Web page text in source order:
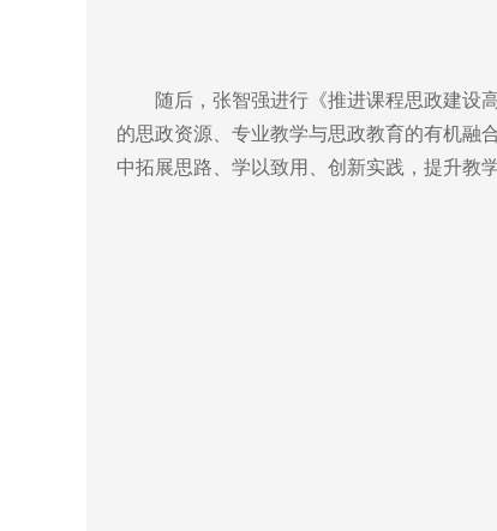
随后，张智强进行《推进课程思政建设高
的思政资源、专业教学与思政教育的有机融
中拓展思路、学以致用、创新实践，提升教